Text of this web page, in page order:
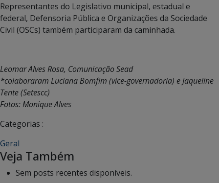
Representantes do Legislativo municipal, estadual e
federal, Defensoria Pública e Organizações da Sociedade
Civil (OSCs) também participaram da caminhada.
Leomar Alves Rosa, Comunicação Sead
*colaboraram Luciana Bomfim (vice-governadoria) e Jaqueline
Tente (Setescc)
Fotos: Monique Alves
Categorias :
Geral
Veja Também
Sem posts recentes disponíveis.